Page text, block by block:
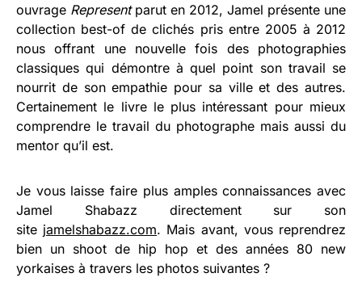
ouvrage Representparut en 2012, Jamel présente une
collection best-of de clichés pris entre 2005 à 2012
nous offrant une nouvelle fois des photographies
classiques qui démontre à quel point son travail se
nourrit de son empathie pour sa ville et des autres.
Certainement le livre le plus intéressant pour mieux
comprendre le travail du photographe mais aussi du
mentor qu’il est.
Je vous laisse faire plus amples connaissances avec
Jamel Shabazz directement sur son
site jamelshabazz.com. Mais avant, vous reprendrez
bien un shoot de hip hop et des années 80 new
yorkaises à travers les photos suivantes ?